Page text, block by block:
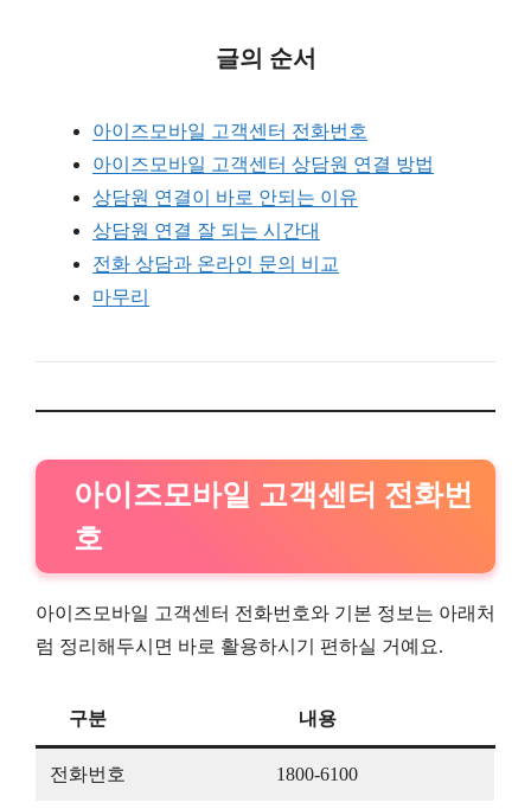
글의 순서
아이즈모바일 고객센터 전화번호
아이즈모바일 고객센터 상담원 연결 방법
상담원 연결이 바로 안되는 이유
상담원 연결 잘 되는 시간대
전화 상담과 온라인 문의 비교
마무리
아이즈모바일 고객센터 전화번
호
아이즈모바일 고객센터 전화번호와 기본 정보는 아래처
럼 정리해두시면 바로 활용하시기 편하실 거예요.
구분 내용
전화번호 1800-6100